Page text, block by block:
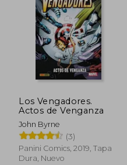
5% 55,00 €
Los Vengadores.
Actos de Venganza
John Byrne
(3)
Panini Comics, 2019, Tapa
Dura, Nuevo